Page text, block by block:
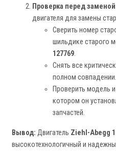
Проверка перед
двигателя для замены
Сверить номер
шильдике старого
127769.
Снять все
полном совпадении.
Проверить модель
котором он
запчастей.
Вывод: Двигатель Ziehl-Abegg
высокотехнологичный и